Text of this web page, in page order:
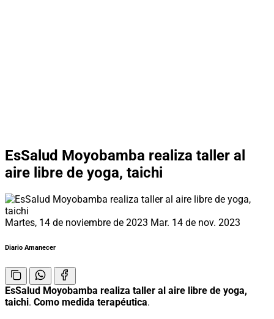
EsSalud Moyobamba realiza taller al
aire libre de yoga, taichi
Martes, 14 de noviembre de 2023 Mar. 14 de nov. 2023
Diario Amanecer
EsSalud Moyobamba realiza taller al aire libre de yoga,
taichi. Como medida terapéutica.